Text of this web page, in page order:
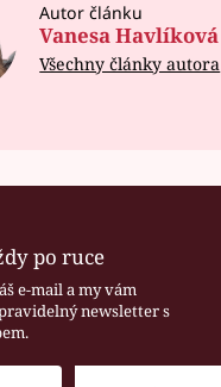
Autor článku
Vanesa Havlíková
Všechny články autora
po ruce
e-mail a my vám
newsletter s